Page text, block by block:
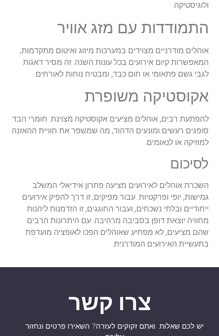
ולוגיסטיקה.
התמודדות עם מזג אוויר
אוהלים מודרניים מצוידים במערכות מיזוג ואיטום מתקדמות,
המאפשרות קיום אירועים בכל עונות השנה. זה מסיר דאגות
לגבי גשם פתאומי או חום כבד, ומבטיח נוחות לאורחים.
אקוסטיקה משופרת
להפתעת רבים, אוהלים מציעים אקוסטיקה מצוינת. חומרי הבד
סופגים רעשים ומונעים הדהוד, מה שמשפר את חוויית ההאזנה
למוזיקה או לנאומים.
לסיכום
השכרת אוהלים לאירועים מציעה פתרון אידיאלי המשלב
גמישות, יופי ופרקטיות. עבור מפיקים, זו דרך להפיק אירועים
ייחודיים ובלתי נשכחים, ועבור החוגגים, זו הזדמנות ליהנות
מחוויה יוצאת דופן בסביבה מרהיבה. עם היתרונות הרבים
שהם מציעים, לא מפתיע שאוהלים הפכו לאופציה מועדפת
בתעשיית האירועים המודרנית.
צרו קשר
יש לכם שאלות ואתם זקוקים לעזרה? השאירו פרטים ונחזור